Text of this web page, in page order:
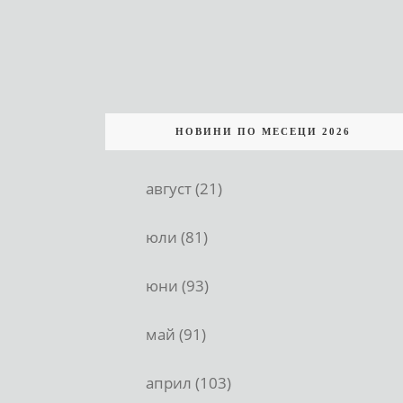
НОВИНИ ПО МЕСЕЦИ 2026
август (21)
юли (81)
юни (93)
май (91)
април (103)